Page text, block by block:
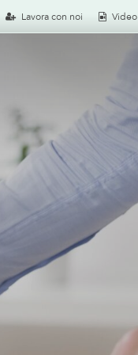
Lavora con noi Video